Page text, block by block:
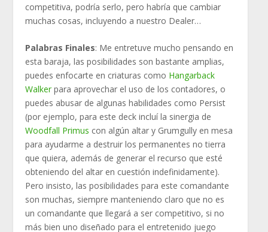
competitiva, podría serlo, pero habría que cambiar
muchas cosas, incluyendo a nuestro Dealer…
Palabras Finales: Me entretuve mucho pensando en
esta baraja, las posibilidades son bastante amplias,
puedes enfocarte en criaturas como Hangarback
Walker para aprovechar el uso de los contadores, o
puedes abusar de algunas habilidades como Persist
(por ejemplo, para este deck incluí la sinergia de
Woodfall Primus con algún altar y Grumgully en mesa
para ayudarme a destruir los permanentes no tierra
que quiera, además de generar el recurso que esté
obteniendo del altar en cuestión indefinidamente).
Pero insisto, las posibilidades para este comandante
son muchas, siempre manteniendo claro que no es
un comandante que llegará a ser competitivo, si no
más bien uno diseñado para el entretenido juego